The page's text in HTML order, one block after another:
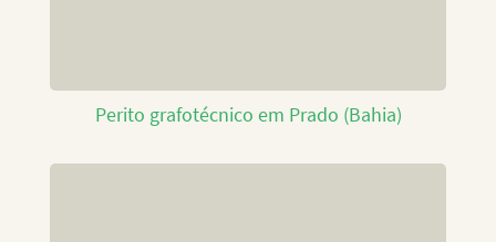
Perito grafotécnico em Prado (Bahia)